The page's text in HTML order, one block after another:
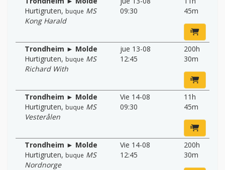
Hurtigruten, buque MS
Kong Harald
09:30
45m
Trondheim ► Molde
Hurtigruten, buque MS
Richard With
jue 13-08
12:45
200h
30m
Trondheim ► Molde
Hurtigruten, buque MS
Vesterålen
Vie 14-08
09:30
11h
45m
Trondheim ► Molde
Hurtigruten, buque MS
Nordnorge
Vie 14-08
12:45
200h
30m